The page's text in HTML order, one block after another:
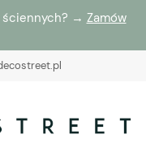
ściennych? → Zamów